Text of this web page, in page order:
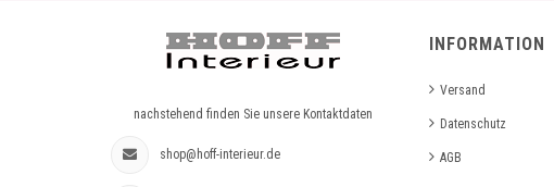
nachstehend finden Sie unsere Kontaktdaten
shop@hoff-interieur.de
INFORMATION
Versand
Datenschutz
AGB